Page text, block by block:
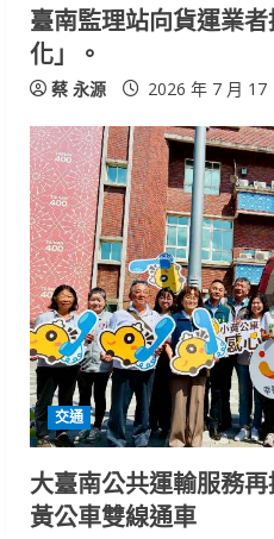
臺南監理站向貨運業
化」。
蔡 永源 2026 年 7 月 17
交通
大臺南公共運輸服務
黃公車雙線通車